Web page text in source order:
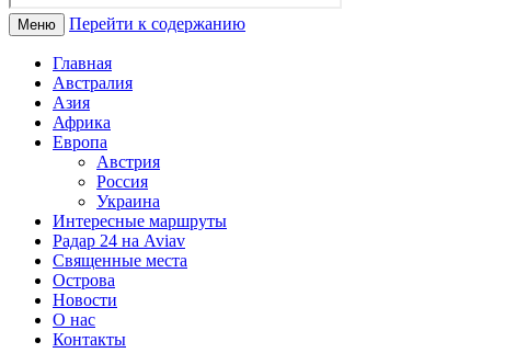
Меню Перейти к содержанию
Главная
Австралия
Азия
Африка
Европа
Австрия
Россия
Украина
Интересные маршруты
Радар 24 на Aviav
Священные места
Острова
Новости
О нас
Контакты